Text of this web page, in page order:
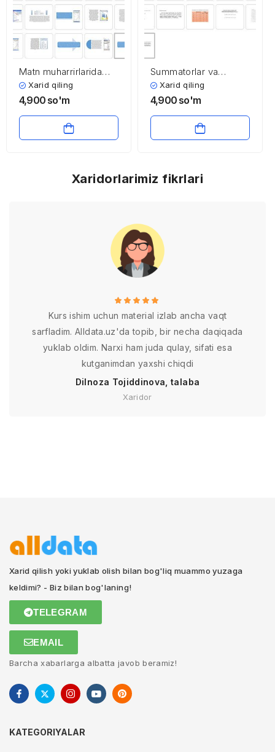
Matn muharrirlarida
protsessual hujjatlarni
tahrirlash
Xarid qiling
4,900 so'm
Summatorlar va
yarimsummatorlar
Xarid qiling
4,900 so'm
Xaridorlarimiz fikrlari
Kurs ishim uchun material izlab ancha vaqt
sarfladim. Alldata.uz'da topib, bir necha daqiqada
yuklab oldim. Narxi ham juda qulay, sifati esa
kutganimdan yaxshi chiqdi
Dilnoza Tojiddinova, talaba
Xaridor
Xarid qilish yoki yuklab olish bilan bog'liq muammo yuzaga
keldimi? - Biz bilan bog'laning!
TELEGRAM
EMAIL
Barcha xabarlarga albatta javob beramiz!
KATEGORIYALAR